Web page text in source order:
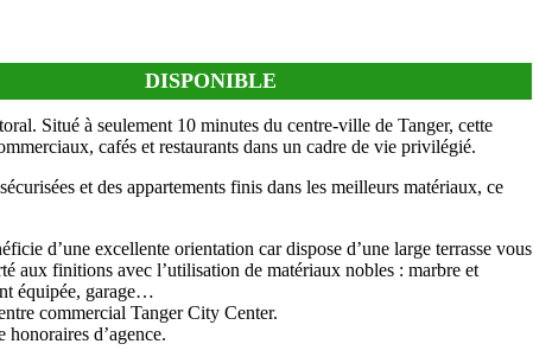
DISPONIBLE
Situé à seulement 10 minutes du centre-ville de Tanger, cette
cafés et restaurants dans un cadre de vie privilégié.
et des appartements finis dans les meilleurs matériaux, ce
d’une excellente orientation car dispose d’une large terrasse vous
aux finitions avec l’utilisation de matériaux nobles : marbre et
équipée, garage…
commercial Tanger City Center.
d’agence.